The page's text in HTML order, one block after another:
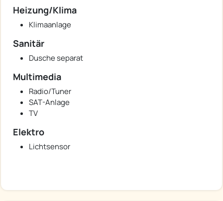
Heizung/Klima
Klimaanlage
Sanitär
Dusche separat
Multimedia
Radio/Tuner
SAT-Anlage
TV
Elektro
Lichtsensor